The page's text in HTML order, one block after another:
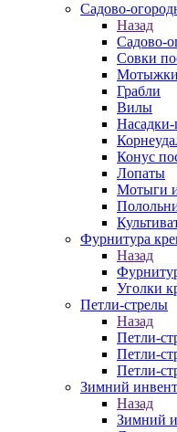
Садово-
Назад
Садово-
Совки
Мотыжки
Грабли
Вилы
Конус
Лопаты
Мотыги
Фурнитура
Назад
Уголки
Петли-стрелы
Назад
Петли-
Петли-
Петли-
Зимний
Назад
Зимний